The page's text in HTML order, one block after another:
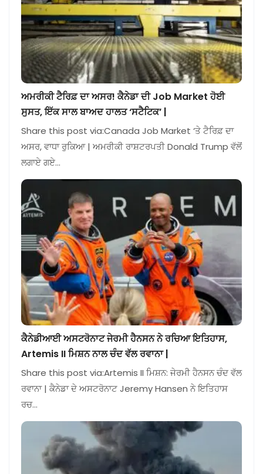
ਅਮਰੀਕੀ ਟੈਰਿਫ਼ ਦਾ ਅਸਰ! ਕੈਨੇਡਾ ਦੀ Job Market ਹੋਈ
ਸੁਸਤ, ਇੱਕ ਸਾਲ ਬਾਅਦ ਹਾਲਤ ‘ਸਟੈਟਿਕ’ |
Share this post via:Canada Job Market ‘ਤੇ ਟੈਰਿਫ਼ ਦਾ
ਅਸਰ, ਵਾਧਾ ਰੁਕਿਆ | ਅਮਰੀਕੀ ਰਾਸ਼ਟਰਪਤੀ Donald Trump ਵੱਲੋਂ
ਲਗਾਏ ਗਏ…
ਕੈਨੇਡੀਆਈ ਅਸਟਰੋਨਾਟ ਜੇਰਮੀ ਹੈਨਸਨ ਨੇ ਰਚਿਆ ਇਤਿਹਾਸ,
Artemis II ਮਿਸ਼ਨ ਨਾਲ ਚੰਦ ਵੱਲ ਰਵਾਨਾ |
Share this post via:Artemis II ਮਿਸ਼ਨ: ਜੇਰਮੀ ਹੈਨਸਨ ਚੰਦ ਵੱਲ
ਰਵਾਨਾ | ਕੈਨੇਡਾ ਦੇ ਅਸਟਰੋਨਾਟ Jeremy Hansen ਨੇ ਇਤਿਹਾਸ
ਰਚ…